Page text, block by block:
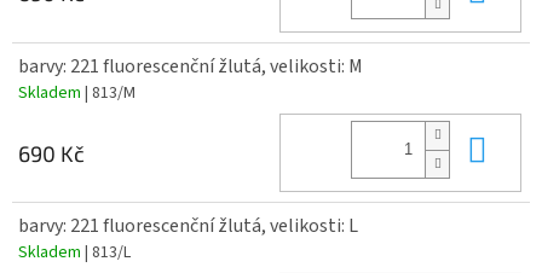
barvy: 221 fluorescenční žlutá, velikosti: M
Skladem | 813/M
690 Kč
barvy: 221 fluorescenční žlutá, velikosti: L
Skladem | 813/L